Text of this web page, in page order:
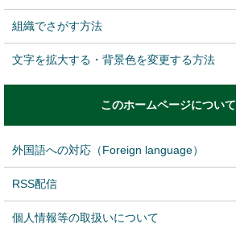
組織でさがす方法
文字を拡大する・背景色を変更する方法
このホームページについて
外国語への対応（Foreign language）
RSS配信
個人情報等の取扱いについて